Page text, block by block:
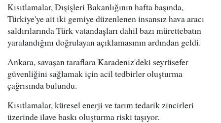
Kısıtlamalar, Dışişleri Bakanlığının hafta başında,
Türkiye'ye ait iki gemiye düzenlenen insansız hava aracı
saldırılarında Türk vatandaşları dahil bazı mürettebatın
yaralandığını doğrulayan açıklamasının ardından geldi.
Ankara, savaşan taraflara Karadeniz'deki seyrüsefer
güvenliğini sağlamak için acil tedbirler oluşturma
çağrısında bulundu.
Kısıtlamalar, küresel enerji ve tarım tedarik zincirleri
üzerinde ilave baskı oluşturma riski taşıyor.